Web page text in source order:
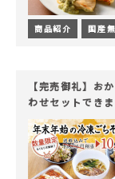
商品紹介 国産
【完売御礼】お
わせセットでき